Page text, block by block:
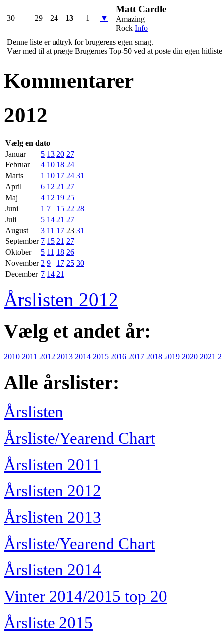
30 29 24 13 1 ▼
Matt Cardle
Amazing
Rock Info
Denne liste er udtryk for brugerens egen smag.
Vær med til at præge Brugernes Top-50 ved at poste din egen
Kommentarer
2012
Vælg en dato
Januar
5 13 20 27
Februar
4 10 18 24
Marts
1 10 17 24 31
April
6 12 21 27
Maj
4 12 19 25
Juni
1 7 15 22 28
Juli
5 14 21 27
August
3 11 17 23 31
September 7 15 21 27
Oktober
5 11 18 26
November 2 9 17 25 30
December 7 14 21
Årslisten 2012
Vælg et andet år:
2010 2011 2012 2013 2014 2015 2016 2017 2018 2019 2020 2021
Alle årslister:
Årslisten
Årsliste/Yearend Chart
Årslisten 2011
Årslisten 2012
Årslisten 2013
Årsliste/Yearend Chart
Årslisten 2014
Vinter 2014/2015 top 20
Årsliste 2015